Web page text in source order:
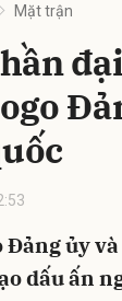
Mặt trận
Đảng ủy
dấu ấn